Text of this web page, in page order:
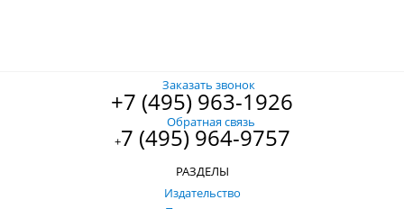
Заказать звонок
+7 (495) 963-1926
Обратная связь
+7 (495) 964-9757
РАЗДЕЛЫ
Издательство